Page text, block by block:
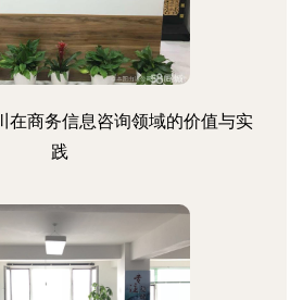
在商务信息咨询领域的价值与实
践